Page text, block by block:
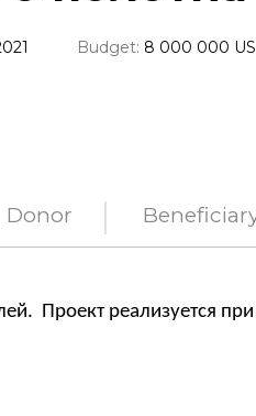
Budget: 8 000 000
Donor
Проект реализуется